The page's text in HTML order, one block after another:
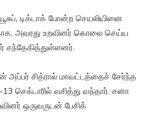
டிக்டாக் போன்ற செயலியினை
அவரது உறவினர் கொலை செய்ய
சந்தேகித்துள்ளனர்.
சித்ரால் மாவட்டத்தைச் சேர்ந்த
செக்டாரில் வசித்து வந்தார். சனா
ஒருவருடன் பேசிக்